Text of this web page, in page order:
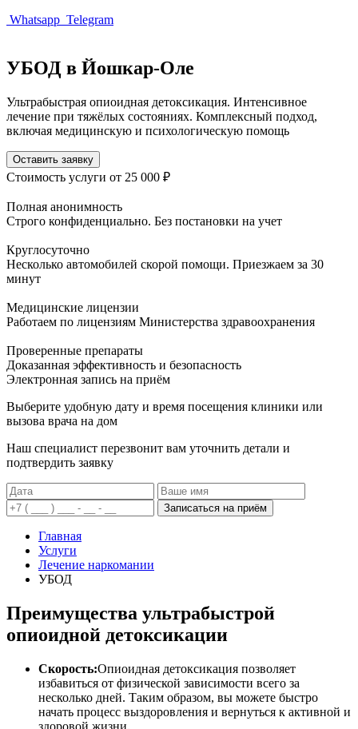
Whatsapp Telegram
УБОД в Йошкар-Оле
Ультрабыстрая опиоидная детоксикация. Интенсивное
лечение при тяжёлых состояниях. Комплексный подход,
включая медицинскую и психологическую помощь
Оставить заявку
Стоимость услуги от 25 000 ₽
Полная анонимность
Строго конфиденциально. Без постановки на учет
Круглосуточно
Несколько автомобилей скорой помощи. Приезжаем за 30
минут
Медицинские лицензии
Работаем по лицензиям Министерства здравоохранения
Проверенные препараты
Доказанная эффективность и безопасность
Электронная запись на приём
Выберите удобную дату и время посещения клиники или
вызова врача на дом
Наш специалист перезвонит вам уточнить детали и
подтвердить заявку
Записаться на приём
Главная
Услуги
Лечение наркомании
УБОД
Преимущества ультрабыстрой
опиоидной детоксикации
Скорость:Опиоидная детоксикация позволяет
избавиться от физической зависимости всего за
несколько дней. Таким образом, вы можете быстро
начать процесс выздоровления и вернуться к активной и
здоровой жизни.